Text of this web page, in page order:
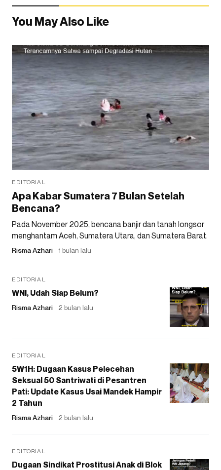
You May Also Like
EDITORIAL
Apa Kabar Sumatera 7 Bulan Setelah
Bencana?
Pada November 2025, bencana banjir dan tanah longsor
menghantam Aceh, Sumatera Utara, dan Sumatera Barat.
Risma Azhari 1 bulan lalu
EDITORIAL
WNI, Udah Siap Belum?
Risma Azhari 2 bulan lalu
EDITORIAL
5W1H: Dugaan Kasus Pelecehan
Seksual 50 Santriwati di Pesantren
Pati: Update Kasus Usai Mandek Hampir
2 Tahun
Risma Azhari 2 bulan lalu
EDITORIAL
Dugaan Sindikat Prostitusi Anak di Blok